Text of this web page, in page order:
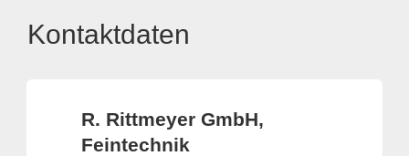
Kontaktdaten
R. Rittmeyer GmbH,
Feintechnik